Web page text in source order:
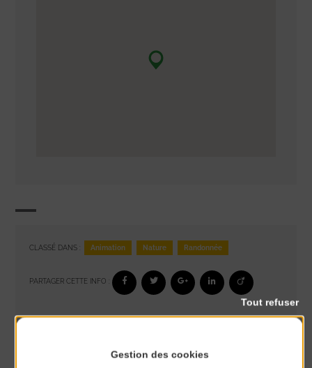
CLASSÉ DANS : Animation Nature Randonnée
PARTAGER CETTE INFO :
Gestion des cookies
Tout refuser